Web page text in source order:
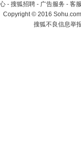
- 搜狐招聘 - 广告服务 - 客
Copyright©2016
搜狐不良信息举